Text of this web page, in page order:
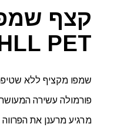
לחיות
מחמד
PAUL
MITCHLL
PET
שמפו מקציף ללא
פורמולה עשירה
מרגיע מרענן את